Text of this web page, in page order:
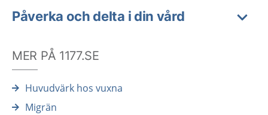
Påverka och delta i din vård
MER PÅ 1177.SE
Huvudvärk hos vuxna
Migrän